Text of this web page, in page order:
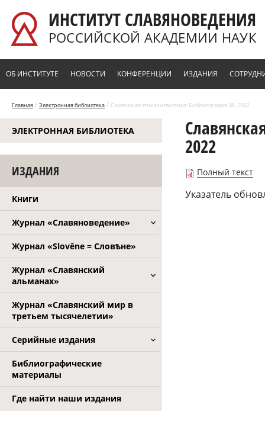
ИНСТИТУТ СЛАВЯНОВЕДЕНИЯ
РОССИЙСКОЙ АКАДЕМИИ НАУК
ОБ ИНСТИТУТЕ НОВОСТИ КОНФЕРЕНЦИИ ИЗДАНИЯ
Главная / Электронная библиотека / Славянская этнолингвистика: Библиография. М., 2022
ЭЛЕКТРОННАЯ БИБЛИОТЕКА
ИЗДАНИЯ
Книги
Журнал «Славяноведение»
Журнал «Slověne = Словѣне»
Журнал «Славянский
альманах»
Журнал «Славянский мир в
третьем тысячелетии»
Серийные издания
Библиографические
материалы
Где найти наши издания
2022
Полный текст
Указатель